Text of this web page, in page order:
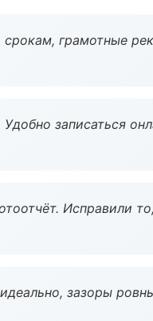
грамотные
записаться
Исправили
зазоры